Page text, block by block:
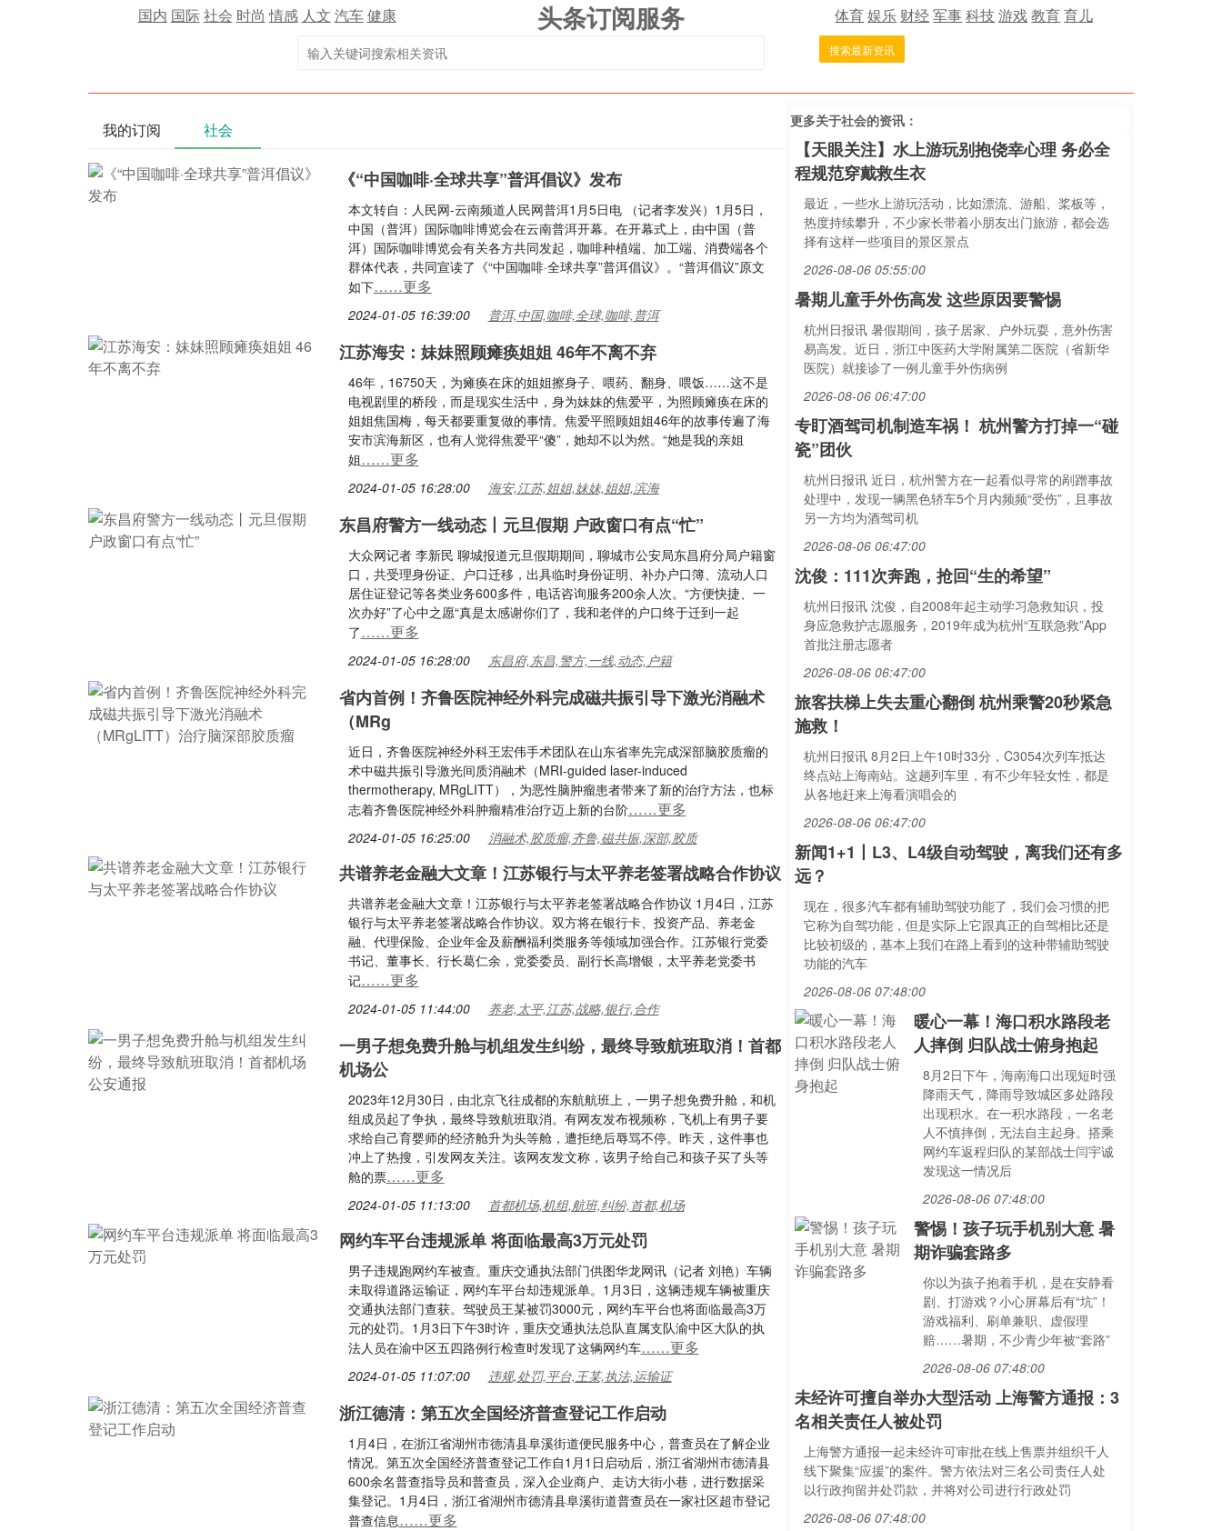
国内 国际社会 时尚 情感 人文 汽车健康 头条订阅服务 体育娱乐 财经军事科技游戏教育育儿
搜索最新资讯
我的订阅 社会
《“中国咖啡·全球共享”普洱倡议》发布
本文转自：人民网-云南频道人民网普洱1月5日电 （记者李发兴）1月5日，
中国（普洱）国际咖啡博览会在云南普洱开幕。在开幕式上，由中国（普
洱）国际咖啡博览会有关各方共同发起，咖啡种植端、加工端、消费端各个
群体代表，共同宣读了《“中国咖啡·全球共享”普洱倡议》。“普洱倡议”原文
如下……更多
2024-01-05 16:39:00 普洱,中国,咖啡,全球,咖啡,普洱
江苏海安：妹妹照顾瘫痪姐姐 46年不离不弃
46年，16750天，为瘫痪在床的姐姐擦身子、喂药、翻身、喂饭……这不是
电视剧里的桥段，而是现实生活中，身为妹妹的焦爱平，为照顾瘫痪在床的
姐姐焦国梅，每天都要重复做的事情。焦爱平照顾姐姐46年的故事传遍了海
安市滨海新区，也有人觉得焦爱平“傻”，她却不以为然。“她是我的亲姐
姐……更多
2024-01-05 16:28:00 海安,江苏,姐姐,妹妹,姐姐,滨海
东昌府警方一线动态丨元旦假期 户政窗口有点“忙”
大众网记者 李新民 聊城报道元旦假期期间，聊城市公安局东昌府分局户籍窗
口，共受理身份证、户口迁移，出具临时身份证明、补办户口簿、流动人口
居住证登记等各类业务600多件，电话咨询服务200余人次。“方便快捷、一
次办好”了心中之愿“真是太感谢你们了，我和老伴的户口终于迁到一起
了……更多
2024-01-05 16:28:00 东昌府,东昌,警方,一线,动态,户籍
省内首例！齐鲁医院神经外科完成磁共振引导下激光消融术
（MRg
近日，齐鲁医院神经外科王宏伟手术团队在山东省率先完成深部脑胶质瘤的
术中磁共振引导激光间质消融术（MRI-guided laser-induced
thermotherapy, MRgLITT），为恶性脑肿瘤患者带来了新的治疗方法，也标
志着齐鲁医院神经外科肿瘤精准治疗迈上新的台阶……更多
2024-01-05 16:25:00 消融术,胶质瘤,齐鲁,磁共振,深部,胶质
共谱养老金融大文章！江苏银行与太平养老签署战略合作协议
共谱养老金融大文章！江苏银行与太平养老签署战略合作协议 1月4日，江苏
银行与太平养老签署战略合作协议。双方将在银行卡、投资产品、养老金
融、代理保险、企业年金及薪酬福利类服务等领域加强合作。江苏银行党委
书记、董事长、行长葛仁余，党委委员、副行长高增银，太平养老党委书
记……更多
2024-01-05 11:44:00 养老,太平,江苏,战略,银行,合作
一男子想免费升舱与机组发生纠纷，最终导致航班取消！首都
机场公
2023年12月30日，由北京飞往成都的东航航班上，一男子想免费升舱，和机
组成员起了争执，最终导致航班取消。有网友发布视频称，飞机上有男子要
求给自己育婴师的经济舱升为头等舱，遭拒绝后辱骂不停。昨天，这件事也
冲上了热搜，引发网友关注。该网友发文称，该男子给自己和孩子买了头等
舱的票……更多
2024-01-05 11:13:00 首都机场,机组,航班,纠纷,首都,机场
网约车平台违规派单 将面临最高3万元处罚
男子违规跑网约车被查。重庆交通执法部门供图华龙网讯（记者 刘艳）车辆
未取得道路运输证，网约车平台却违规派单。1月3日，这辆违规车辆被重庆
交通执法部门查获。驾驶员王某被罚3000元，网约车平台也将面临最高3万
元的处罚。1月3日下午3时许，重庆交通执法总队直属支队渝中区大队的执
法人员在渝中区五四路例行检查时发现了这辆网约车……更多
2024-01-05 11:07:00 违规,处罚,平台,王某,执法,运输证
浙江德清：第五次全国经济普查登记工作启动
1月4日，在浙江省湖州市德清县阜溪街道便民服务中心，普查员在了解企业
情况。第五次全国经济普查登记工作自1月1日启动后，浙江省湖州市德清县
600余名普查指导员和普查员，深入企业商户、走访大街小巷，进行数据采
集登记。1月4日，浙江省湖州市德清县阜溪街道普查员在一家社区超市登记
普查信息……更多
更多关于社会的资讯：
【天眼关注】水上游玩别抱侥幸心理 务必全
程规范穿戴救生衣
最近，一些水上游玩活动，比如漂流、游船、桨板等，
热度持续攀升，不少家长带着小朋友出门旅游，都会选
择有这样一些项目的景区景点
2026-08-06 05:55:00
暑期儿童手外伤高发 这些原因要警惕
杭州日报讯 暑假期间，孩子居家、户外玩耍，意外伤害
易高发。近日，浙江中医药大学附属第二医院（省新华
医院）就接诊了一例儿童手外伤病例
2026-08-06 06:47:00
专盯酒驾司机制造车祸！ 杭州警方打掉一“碰
瓷”团伙
杭州日报讯 近日，杭州警方在一起看似寻常的剐蹭事故
处理中，发现一辆黑色轿车5个月内频频“受伤”，且事故
另一方均为酒驾司机
2026-08-06 06:47:00
沈俊：111次奔跑，抢回“生的希望”
杭州日报讯 沈俊，自2008年起主动学习急救知识，投
身应急救护志愿服务，2019年成为杭州“互联急救”App
首批注册志愿者
2026-08-06 06:47:00
旅客扶梯上失去重心翻倒 杭州乘警20秒紧急
施救！
杭州日报讯 8月2日上午10时33分，C3054次列车抵达
终点站上海南站。这趟列车里，有不少年轻女性，都是
从各地赶来上海看演唱会的
2026-08-06 06:47:00
新闻1+1丨L3、L4级自动驾驶，离我们还有多
远？
现在，很多汽车都有辅助驾驶功能了，我们会习惯的把
它称为自驾功能，但是实际上它跟真正的自驾相比还是
比较初级的，基本上我们在路上看到的这种带辅助驾驶
功能的汽车
2026-08-06 07:48:00
暖心一幕！海口积水路段老
人摔倒 归队战士俯身抱起
8月2日下午，海南海口出现短时强
降雨天气，降雨导致城区多处路段
出现积水。在一积水路段，一名老
人不慎摔倒，无法自主起身。搭乘
网约车返程归队的某部战士闫宇诚
发现这一情况后
2026-08-06 07:48:00
警惕！孩子玩手机别大意 暑
期诈骗套路多
你以为孩子抱着手机，是在安静看
剧、打游戏？小心屏幕后有“坑”！
游戏福利、刷单兼职、虚假理
赔……暑期，不少青少年被“套路”
2026-08-06 07:48:00
未经许可擅自举办大型活动 上海警方通报：3
名相关责任人被处罚
上海警方通报一起未经许可审批在线上售票并组织千人
线下聚集“应援”的案件。警方依法对三名公司责任人处
以行政拘留并处罚款，并将对公司进行行政处罚
2026-08-06 07:48:00